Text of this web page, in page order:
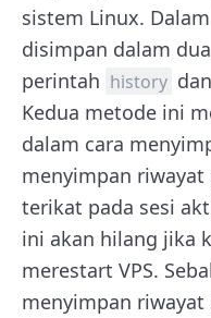
sistem Linux.
disimpan dalam
perintah history
Kedua metode ini
dalam cara
menyimpan
terikat pada sesi
ini akan hilang jika
merestart VPS.
menyimpan